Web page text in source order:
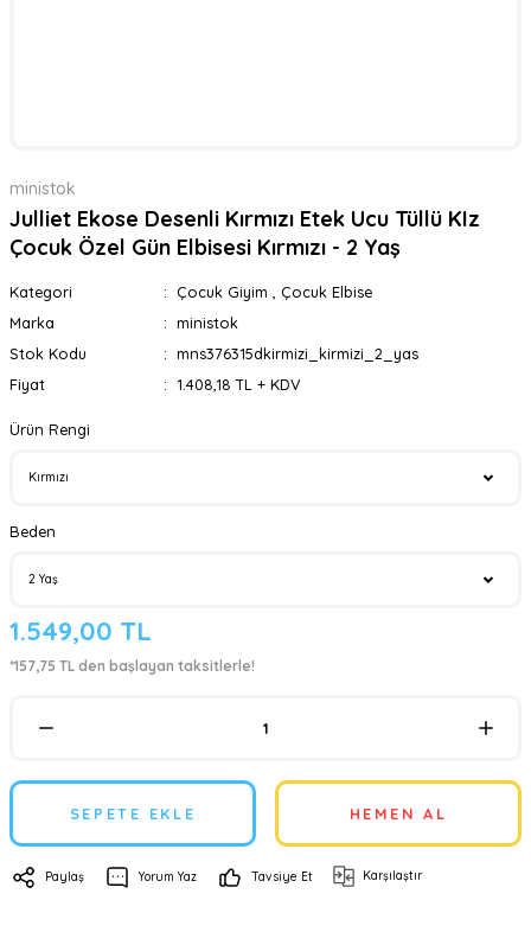
ministok
Julliet Ekose Desenli Kırmızı Etek Ucu Tüllü KIz
Çocuk Özel Gün Elbisesi Kırmızı - 2 Yaş
Kategori Çocuk Giyim
Çocuk Elbise
Marka
ministok
Stok Kodu
mns376315dkirmizi_kirmizi_2_yas
Fiyat
1.408,18 TL + KDV
Ürün Rengi
Beden
1.549,00 TL
*157,75 TL den başlayan taksitlerle!
SEPETE EKLE HEMEN AL
Paylaş Yorum Yaz Tavsiye Et Karşılaştır